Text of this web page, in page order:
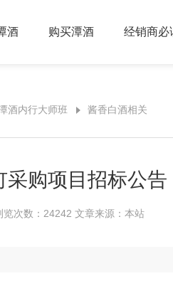
酒 购买潭酒 经销商必
酒内行大师班 酱香白酒相关
采购项目招标公告
次数：24242 文章来源：本站